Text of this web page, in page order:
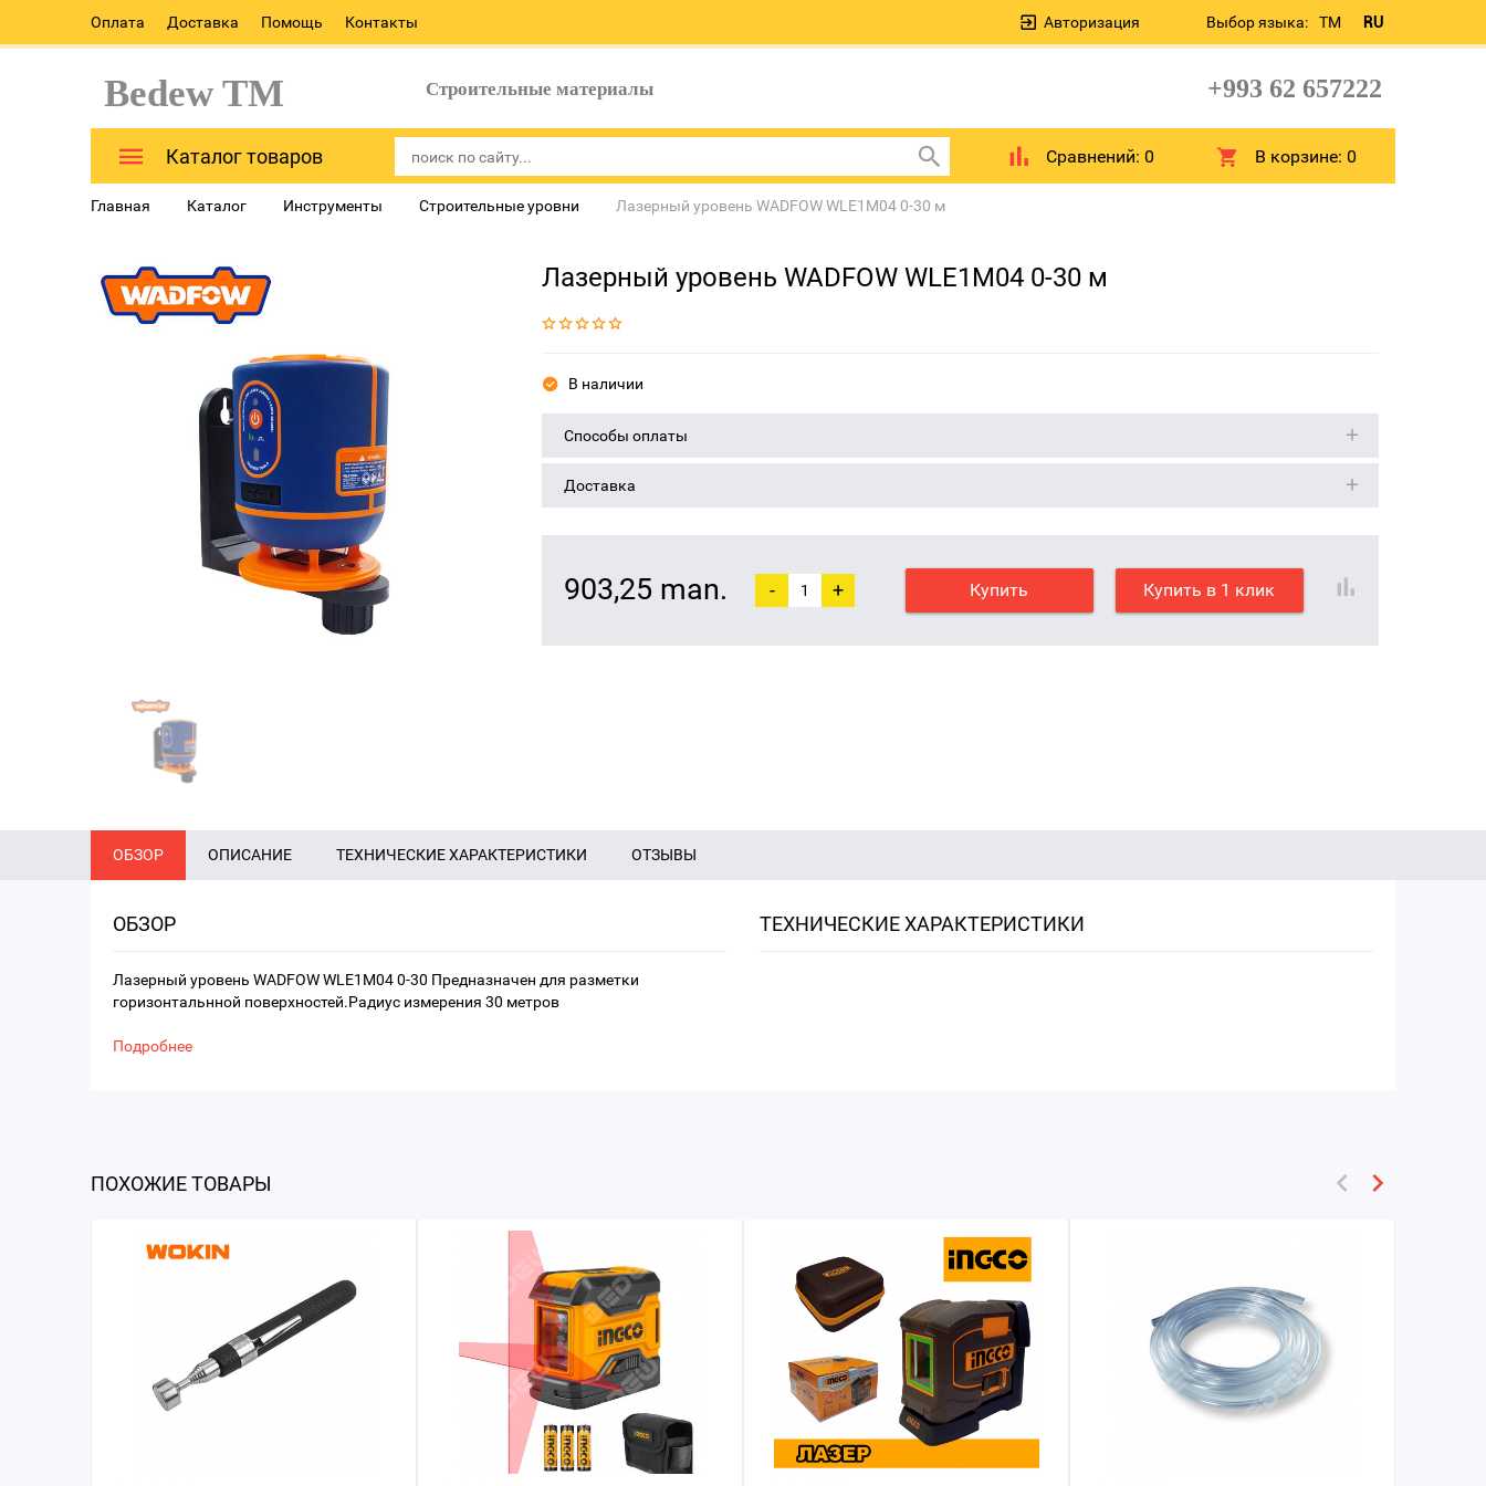
Оплата Доставка Помощь Контакты Выбор языка: TM RU
Авторизация
Bedew TM Строительные материалы +993 62 657222
Каталог товаров Сравнений: 0 В корзине:0
Главная Каталог Инструменты Строительные уровни Лазерный уровень WADFOW WLE1M04 0-30 м
Лазерный уровень WADFOW WLE1M04 0-30 м
В наличии
Способы оплаты
Доставка
903,25 man. - + Купить Купить в 1 клик
ОБЗОР ОПИСАНИЕ ТЕХНИЧЕСКИЕ ХАРАКТЕРИСТИКИ ОТЗЫВЫ
ОБЗОР
Лазерный уровень WADFOW WLE1M04 0-30 Предназначен для разметки
горизонтальнной поверхностей.Радиус измерения 30 метров
Подробнее
ТЕХНИЧЕСКИЕ ХАРАКТЕРИСТИКИ
ПОХОЖИЕ ТОВАРЫ